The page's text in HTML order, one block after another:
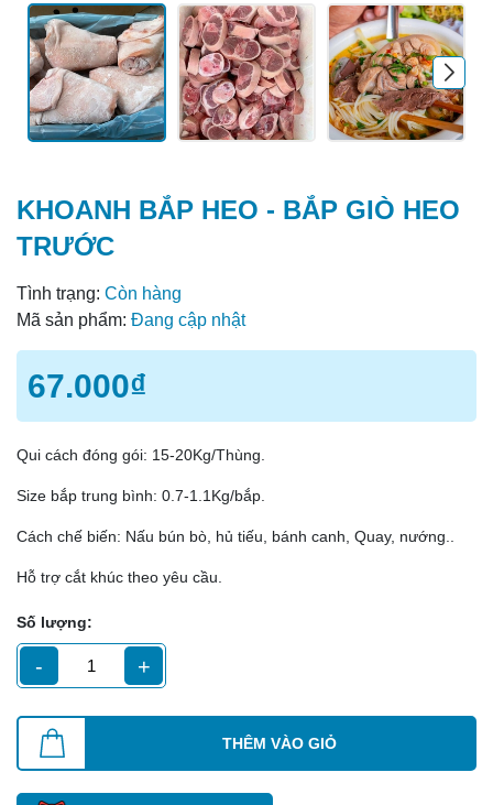
KHOANH BẮP HEO - BẮP GIÒ HEO
TRƯỚC
Tình trạng: Còn hàng
Mã sản phẩm: Đang cập nhật
67.000₫
Qui cách đóng gói: 15-20Kg/Thùng.
Size bắp trung bình: 0.7-1.1Kg/bắp.
Cách chế biến: Nấu bún bò, hủ tiếu, bánh canh, Quay, nướng..
Hỗ trợ cắt khúc theo yêu cầu.
Số lượng:
- +
THÊM VÀO GIỎ